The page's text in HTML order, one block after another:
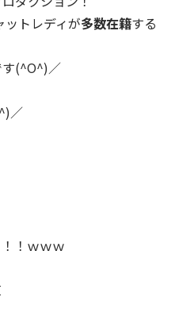
ットレディが多数在籍する
す(^O^)／
／
！ｗｗｗ